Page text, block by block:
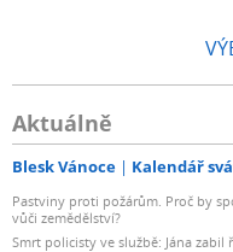
Aktuálně
Blesk Vánoce Kalendář
Pastviny proti požárům. Proč by
vůči zemědělství?
Smrt policisty ve službě: Jána zabil